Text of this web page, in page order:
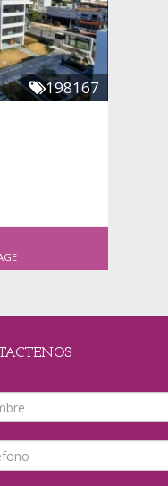
198167